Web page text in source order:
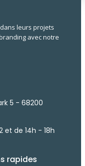
leurs projets
avec notre
5 - 68200
et de 14h - 18h
rapides